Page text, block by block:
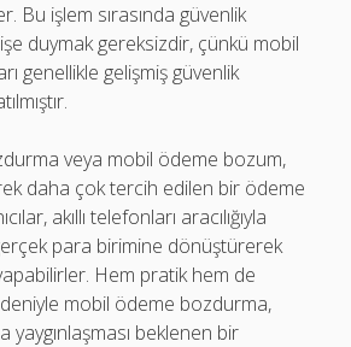
Bu işlem sırasında güvenlik
duymak gereksizdir, çünkü mobil
genellikle gelişmiş güvenlik
veya mobil ödeme bozum,
daha çok tercih edilen bir ödeme
akıllı telefonları aracılığıyla
para birimine dönüştürerek
Hem pratik hem de
mobil ödeme bozdurma,
yaygınlaşması beklenen bir